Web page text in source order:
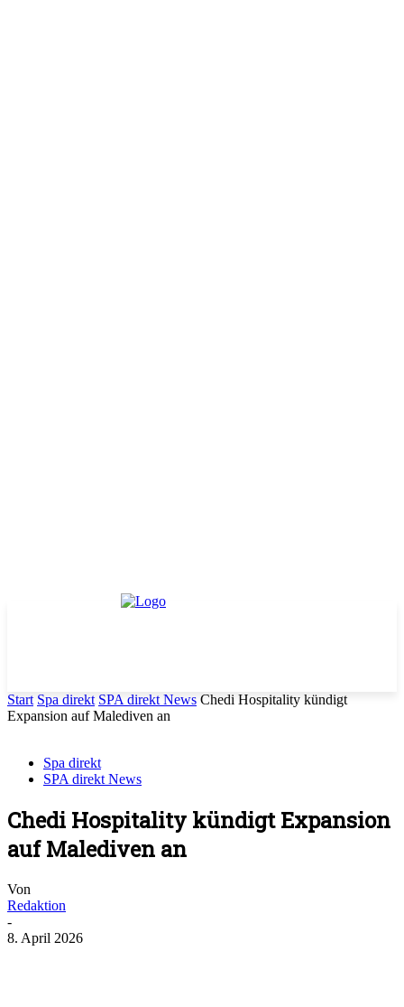
Start Spa direkt SPA direkt News Chedi Hospitality kündigt
Expansion auf Malediven an
Spa direkt
SPA direkt News
Chedi Hospitality kündigt Expansion
auf Malediven an
Von
Redaktion
-
8. April 2026